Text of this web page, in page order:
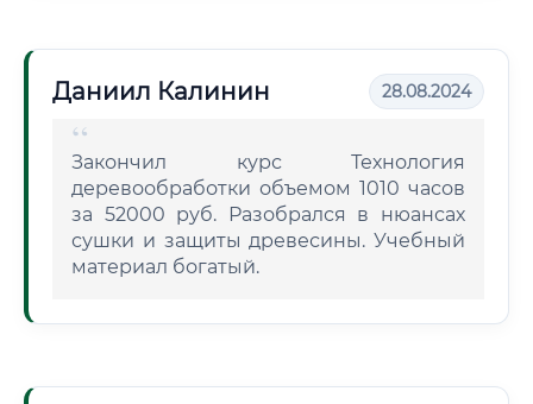
Даниил Калинин 28.08.2024
Закончил курс Технология
деревообработки объемом 1010 часов
за 52000 руб. Разобрался в нюансах
сушки и защиты древесины. Учебный
материал богатый.